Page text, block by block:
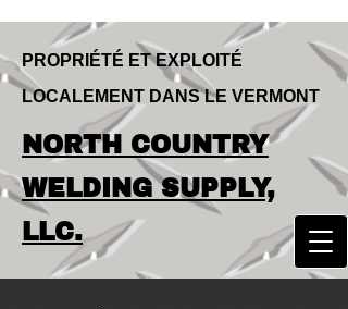
LOCALLY OWNED & OPERATED IN
VERMONT
NORTH COUNTRY
WELDING SUPPLY,
LLC
PROPRIÉTÉ ET EXPLOITÉ
LOCALEMENT DANS LE VERMONT
NORTH COUNTRY
WELDING SUPPLY,
LLC.